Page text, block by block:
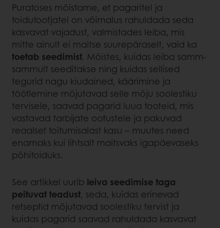
Puratoses mõistame, et pagaritel ja
toidutootjatel on võimalus rahuldada seda
kasvavat vajadust, valmistades leiba, mis
mitte ainult ei maitse suurepäraselt, vaid ka
toetab seedimist. Mõistes, kuidas leiba samm-
sammult seeditakse ning kuidas sellised
tegurid nagu kiudained, käärimine ja
töötlemine mõjutavad selle mõju soolestiku
tervisele, saavad pagarid luua tooteid, mis
vastavad tarbijate ootustele ja pakuvad
reaalset toitumisalast kasu – muutes need
enamaks kui lihtsalt maitsvaks igapäevaseks
põhitoiduks.
See artikkel uurib leiva seedimise taga
peituvat teadust, seda, kuidas erinevad
retseptid mõjutavad soolestiku tervist ja
kuidas pagarid saavad rahuldada kasvavat